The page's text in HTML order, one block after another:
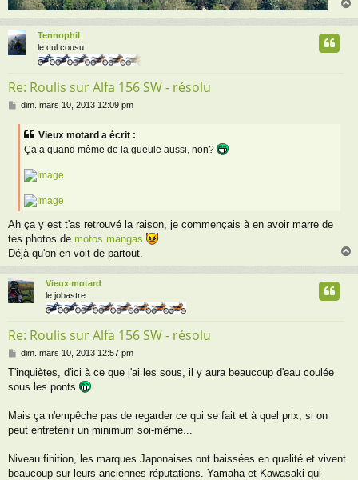
a
Tennophil
le cul cousu
Re: Roulis sur Alfa 156 SW - résolu
M
dim. mars 10, 2013 12:09 pm
Vieux motard a écrit :
Ça a quand même de la gueule aussi, non?
Ah ça y est t'as retrouvé la raison, je commençais à en avoir marre de
tes photos de motos mangas
Déjà qu'on en voit de partout.
Vieux motard
le jobastre
Re: Roulis sur Alfa 156 SW - résolu
M
s
s
g
dim. mars 10, 2013 12:57 pm
T'inquiètes, d'ici à ce que j'ai les sous, il y aura beaucoup d'eau coulée
sous les ponts
Mais ça n'empêche pas de regarder ce qui se fait et à quel prix, si on
peut entretenir un minimum soi-même...
Niveau finition, les marques Japonaises ont baissées en qualité et vivent
beaucoup sur leurs anciennes réputations. Yamaha et Kawasaki qui